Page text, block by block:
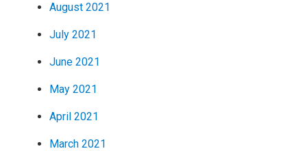
August 2021
July 2021
June 2021
May 2021
April 2021
March 2021